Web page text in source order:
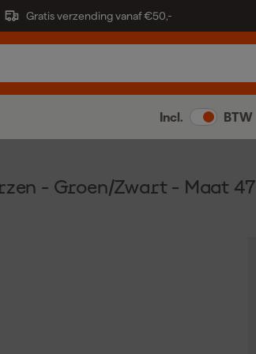
Gratis verzending vanaf €50,-
Incl. BTW
- Groen/Zwart - Maat 47